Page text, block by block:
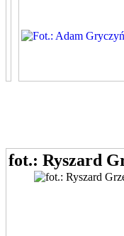
fot.: Ryszard